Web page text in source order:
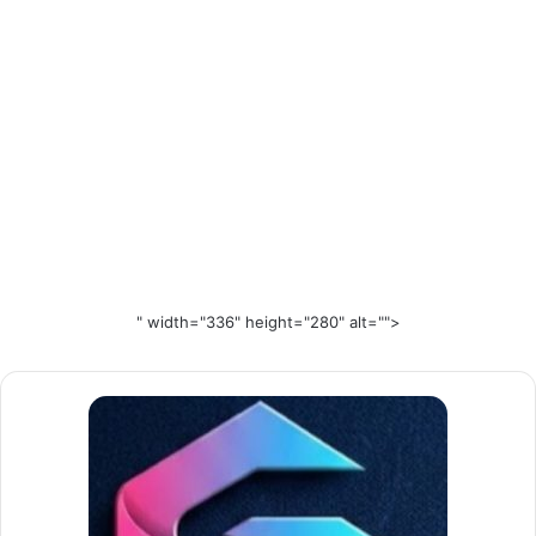
" width="336" height="280" alt="">